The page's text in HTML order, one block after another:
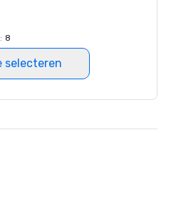
: 8
selecteren